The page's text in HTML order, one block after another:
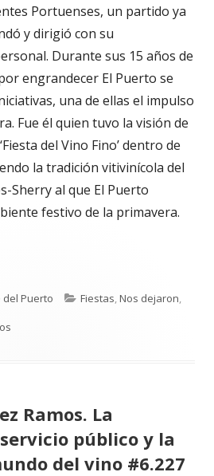
Portuenses, un partido ya
y dirigió con su
Durante sus 15 años de
engrandecer El Puerto se
una de ellas el impulso
Fue él quien tuvo la visión de
del Vino Fino’ dentro de
la tradición vitivinícola del
Sherry al que El Puerto
festivo de la primavera.
Díaz Cortés. El alcalde que
del Puerto Categorías
Fiestas,Nos dejaron,
Ramos. La
público y la
del vino #6.227